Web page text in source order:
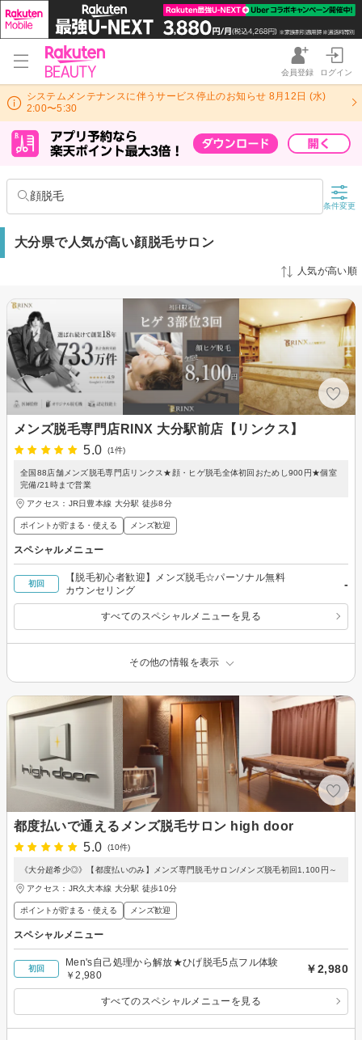
会員登録 ログイン
システムメンテナンスに伴うサービス停止のお知らせ 8月12日 (水)
2:00〜5:30
顔脱毛
条件変更
大分県で人気が高い顔脱毛サロン
人気が高い順
メンズ脱毛専門店RINX 大分駅前店【リンクス】
5.0
(1件)
全国88店舗メンズ脱毛専門店リンクス★顔・ヒゲ脱毛全体初回おためし900円★個室
完備/21時まで営業
アクセス：JR日豊本線 大分駅 徒歩8分
ポイントが貯まる・使える メンズ歓迎
スペシャルメニュー
初回
【脱毛初心者歓迎】メンズ脱毛☆パーソナル無料
カウンセリング
-
すべてのスペシャルメニューを見る
その他の情報を表示
都度払いで通えるメンズ脱毛サロン high door
5.0
(10件)
《大分超希少◎》【都度払いのみ】メンズ専門脱毛サロン/メンズ脱毛初回1,100円～
アクセス：JR久大本線 大分駅 徒歩10分
ポイントが貯まる・使える メンズ歓迎
スペシャルメニュー
初回
Men's自己処理から解放★ひげ脱毛5点フル体験
￥2,980
￥2,980
すべてのスペシャルメニューを見る